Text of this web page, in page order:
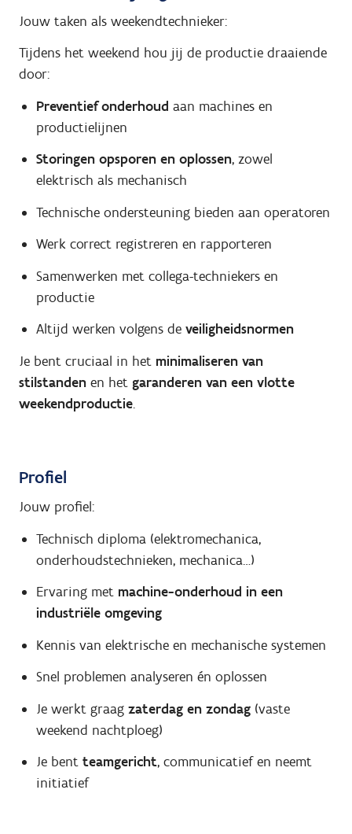
Jouw taken als weekendtechnieker:
Tijdens het weekend hou jij de productie draaiende
door:
Preventief onderhoud aan machines en
productielijnen
Storingen opsporen en oplossen, zowel
elektrisch als mechanisch
Technische ondersteuning bieden aan operatoren
Werk correct registreren en rapporteren
Samenwerken met collega-techniekers en
productie
Altijd werken volgens de veiligheidsnormen
Je bent cruciaal in het minimaliseren van
stilstanden en het garanderen van een vlotte
weekendproductie.
Profiel
Jouw profiel:
Technisch diploma (elektromechanica,
onderhoudstechnieken, mechanica…)
Ervaring met machine-onderhoud in een
industriële omgeving
Kennis van elektrische en mechanische systemen
Snel problemen analyseren én oplossen
Je werkt graag zaterdag en zondag(vaste
weekend nachtploeg)
Je bent teamgericht, communicatief en neemt
initiatief